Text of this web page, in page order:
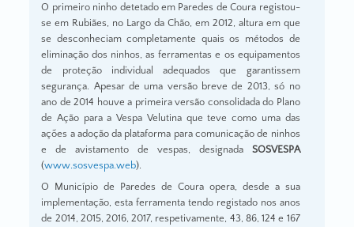
O primeiro ninho detetado em Paredes de Coura registou-
se em Rubiães, no Largo da Chão, em 2012, altura em que
se desconheciam completamente quais os métodos de
eliminação dos ninhos, as ferramentas e os equipamentos
de proteção individual adequados que garantissem
segurança. Apesar de uma versão breve de 2013, só no
ano de 2014 houve a primeira versão consolidada do Plano
de Ação para a Vespa Velutina que teve como uma das
ações a adoção da plataforma para comunicação de ninhos
e de avistamento de vespas, designada SOSVESPA
(www.sosvespa.web).
O Município de Paredes de Coura opera, desde a sua
implementação, esta ferramenta tendo registado nos anos
de 2014, 2015, 2016, 2017, respetivamente, 43, 86, 124 e 167